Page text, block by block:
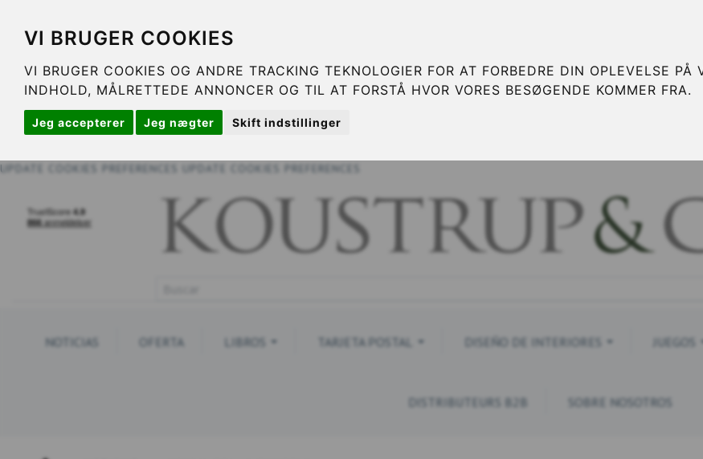
VI BRUGER COOKIES
VI BRUGER COOKIES OG ANDRE TRACKING TEKNOLOGIER FOR AT FORBEDRE DIN OPLEVELSE
INDHOLD, MÅLRETTEDE ANNONCER OG TIL AT FORSTÅ HVOR VORES BESØGENDE KOMMER FRA.
Jeg accepterer Jeg nægter Skift indstillinger
UPDATE COOKIES PREFERENCES UPDATE COOKIES PREFERENCES
NOTICIAS OFERTA LIBROS TARJETA POSTAL DISEÑO DE INTERIORES JUEGOS
DISTRIBUTEURS B2B SOBRE NOSOTROS